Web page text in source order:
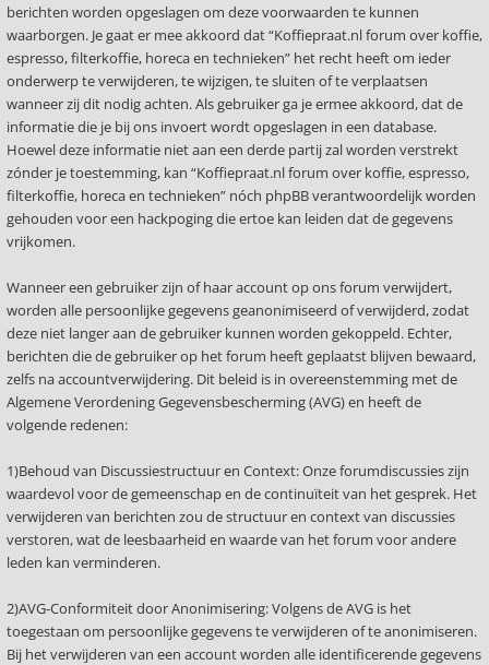
berichten worden opgeslagen om deze voorwaarden te kunnen
waarborgen. Je gaat er mee akkoord dat “Koffiepraat.nl forum over koffie,
espresso, filterkoffie, horeca en technieken” het recht heeft om ieder
onderwerp te verwijderen, te wijzigen, te sluiten of te verplaatsen
wanneer zij dit nodig achten. Als gebruiker ga je ermee akkoord, dat de
informatie die je bij ons invoert wordt opgeslagen in een database.
Hoewel deze informatie niet aan een derde partij zal worden verstrekt
zónder je toestemming, kan “Koffiepraat.nl forum over koffie, espresso,
filterkoffie, horeca en technieken” nóch phpBB verantwoordelijk worden
gehouden voor een hackpoging die ertoe kan leiden dat de gegevens
vrijkomen.
Wanneer een gebruiker zijn of haar account op ons forum verwijdert,
worden alle persoonlijke gegevens geanonimiseerd of verwijderd, zodat
deze niet langer aan de gebruiker kunnen worden gekoppeld. Echter,
berichten die de gebruiker op het forum heeft geplaatst blijven bewaard,
zelfs na accountverwijdering. Dit beleid is in overeenstemming met de
Algemene Verordening Gegevensbescherming (AVG) en heeft de
volgende redenen:
1)Behoud van Discussiestructuur en Context: Onze forumdiscussies zijn
waardevol voor de gemeenschap en de continuïteit van het gesprek. Het
verwijderen van berichten zou de structuur en context van discussies
verstoren, wat de leesbaarheid en waarde van het forum voor andere
leden kan verminderen.
2)AVG-Conformiteit door Anonimisering: Volgens de AVG is het
toegestaan om persoonlijke gegevens te verwijderen of te anonimiseren.
Bij het verwijderen van een account worden alle identificerende gegevens